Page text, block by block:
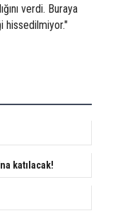
verdi. Buraya
hissedilmiyor."
katılacak!